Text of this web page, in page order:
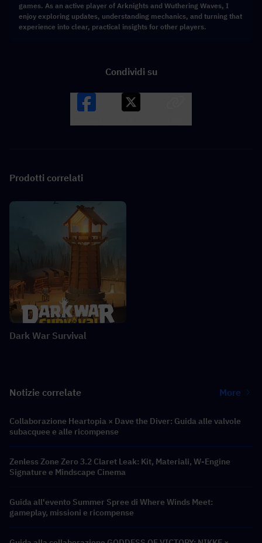
games. As an active player of Arknights and Wuthering Waves, I
enjoy exploring updates, understanding mechanics, and turning that
experience into clear, practical insights for other players.
Condividi su
Prodotti correlati
Dark War Survival
Notizie correlate More
Collaborazione Heartopia × Dave the Diver: Guida alle valvole
subacquee e alle ricompense
Zenless Zone Zero 3.2 Claret Leak: Kit, Materiali, W-Engine
Signature e Mindscape Cinema
Guida all'evento Summer Spree di Where Winds Meet:
gameplay, missioni e ricompense